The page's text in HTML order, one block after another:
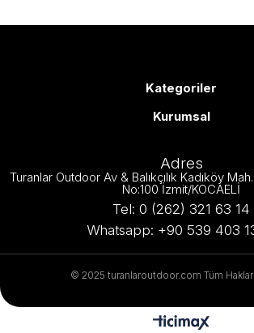
Kategoriler
Kurumsal
Adres
Turanlar Outdoor Av & Balıkçılık Kadıköy
No:100 İzmit/KOCAELİ
Tel: 0 (262) 321 63 14
Whatsapp: +90 539 403
© 2025 turanlaroutdoor.com Tüm Hakları